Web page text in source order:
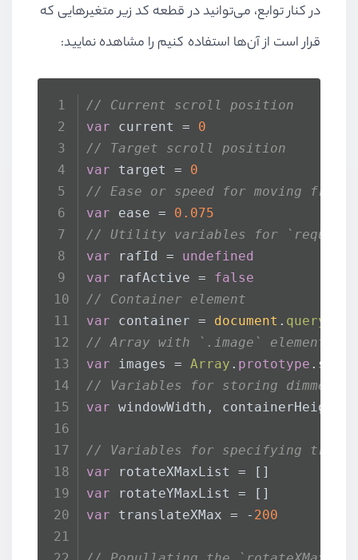
در کنار توابع، می‌توانید در قطعه کد زیر متغیرهایی که
قرار است از آن‌ها استفاده کنیم را مشاهده نمایید:
// Current scroll position
var current = 0
// Target scroll position
var target = 0
// Ease or speed for moving
var ease = 0.075
// Utility variables for
var rafId = undefined
var rafActive = false
// Container element
var container = document .
// Array with `.image` elements
var images = Array . prototype . slice
// Variables for storing
var windowWidth, containerHeight,
// Variables for specifying
var rotateXMaxList = []
var rotateYMaxList = []
var translateXMax = - 200